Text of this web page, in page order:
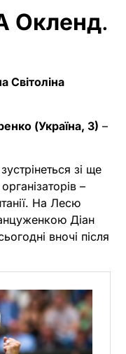
Окленд.
Світоліна
(Україна, 3) –
зі ще
–
На Лесю
Діан
вночі після